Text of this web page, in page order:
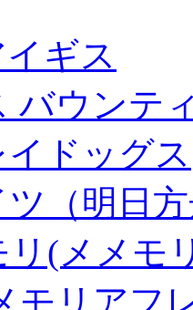
ギス
バウンテ
ドッグス
（明日
リ(メメモ
モリアフ